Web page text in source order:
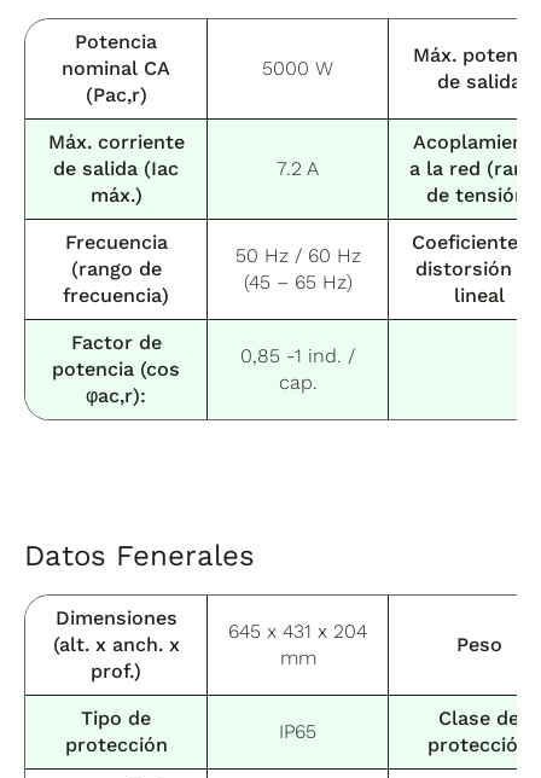
Potencia
nominal CA
(Pac,r)
5000 W
Máx.
de salida
Máx. corriente
de salida (Iac
máx.)
7.2 A
a la red
de tensión)
Frecuencia
(rango de
frecuencia)
50 Hz / 60 Hz
(45 – 65 Hz)
Coeficiente
distorsión
lineal
Factor de
potencia (cos
φac,r):
0,85 -1 ind. /
cap.
Datos Fenerales
Dimensiones
(alt. x anch. x
prof.)
645 x 431 x 204
mm
Peso
Tipo de
protección
IP65
Clase de
protección